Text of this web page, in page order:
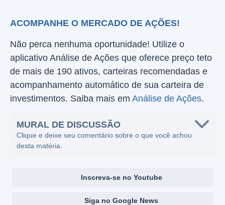
ACOMPANHE O MERCADO DE AÇÕES!
Não perca nenhuma oportunidade! Utilize o
aplicativo Análise de Ações que oferece preço teto
de mais de 190 ativos, carteiras recomendadas e
acompanhamento automático de sua carteira de
investimentos. Saiba mais em Análise de Ações.
MURAL DE DISCUSSÃO
Clique e deixe seu comentário sobre o que você achou
desta matéria.
Inscreva-se no Youtube
Siga no Google News